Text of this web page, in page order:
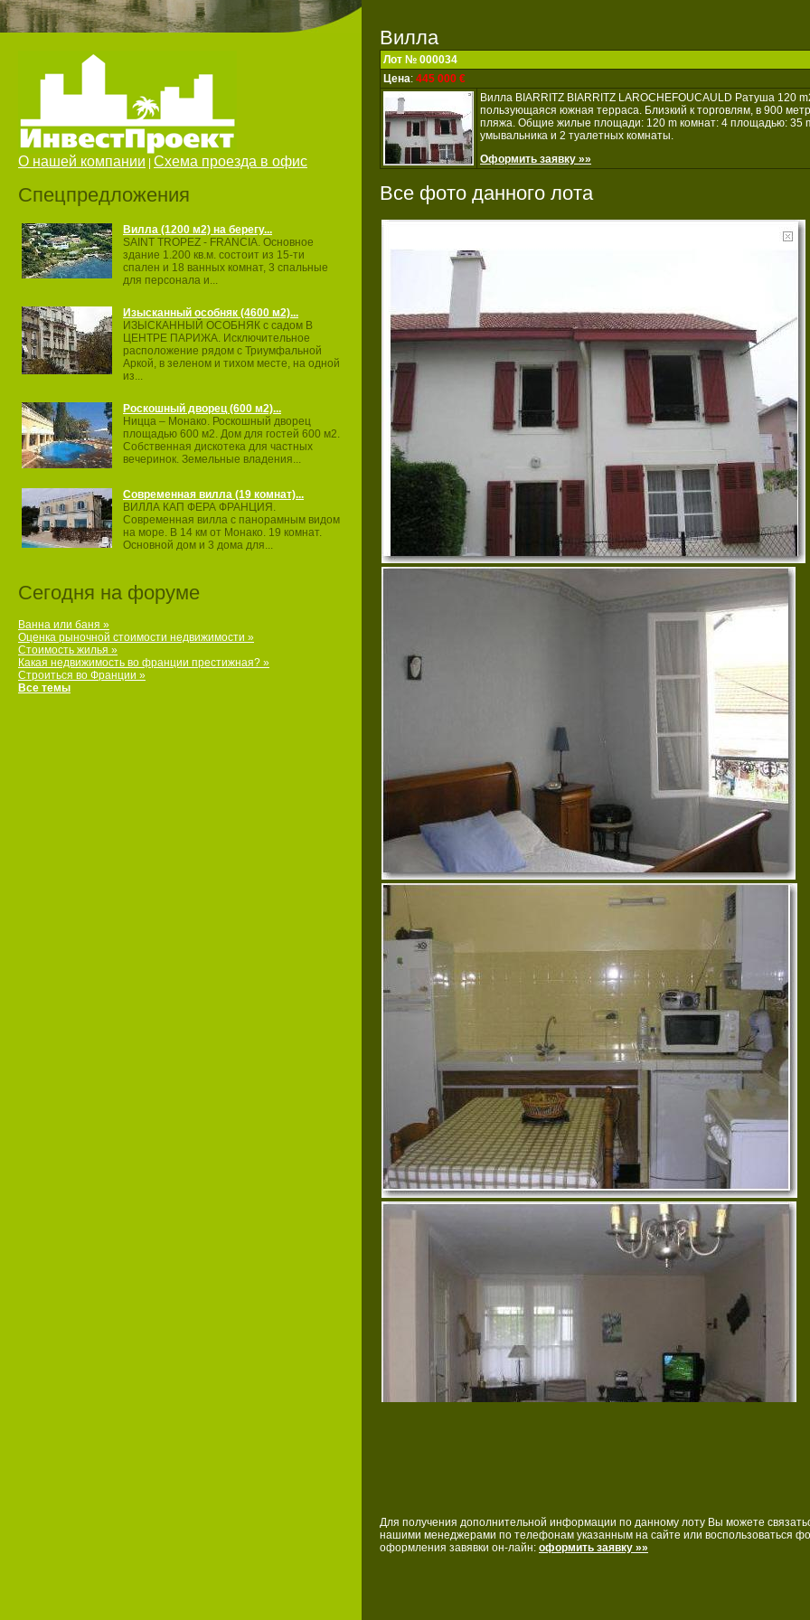
О нашей компании Схема проезда в офис
Спецпредложения
Вилла (1200 м2) на берегу...
SAINT TROPEZ ‐ FRANCIA. Основное
здание 1.200 кв.м. состоит из 15‐ти
спален и 18 ванных комнат, 3 спальные
для персонала и...
Изысканный особняк (4600 м2)...
ИЗЫСКАННЫЙ ОСОБНЯК с садом В
ЦЕНТРЕ ПАРИЖА. Исключительное
расположение рядом с Триумфальной
Аркой, в зеленом и тихом месте, на одной
из...
Роскошный дворец (600 м2)...
Ницца – Монако. Роскошный дворец
площадью 600 м2. Дом для гостей 600 м2.
Собственная дискотека для частных
вечеринок. Земельные владения...
Современная вилла (19 комнат)...
ВИЛЛА КАП ФЕРА ФРАНЦИЯ.
Современная вилла с панорамным видом
на море. В 14 км от Монако. 19 комнат.
Основной дом и 3 дома для...
Сегодня на форуме
Ванна или баня »
Оценка рыночной стоимости недвижимости »
Стоимость жилья »
Какая недвижимость во франции престижная? »
Строиться во Франции »
Все темы
Вилла
Лот № 000034
Цена: 445 000 €
Вилла BIARRITZ BIARRITZ LAROCHEFOUCAULD Ратуша 120
пользующаяся южная терраса. Близкий к торговлям, в 900
пляжа. Общие жилые площади: 120 m комнат: 4 площадью: 35
умывальника и 2 туалетных комнаты.
Оформить заявку »»
Все фото данного лота
Для получения дополнительной информации по данному лоту Вы можете
нашими менеджерами по телефонам указанным на сайте или воспользоваться
оформления завявки он-лайн: оформить заявку »»